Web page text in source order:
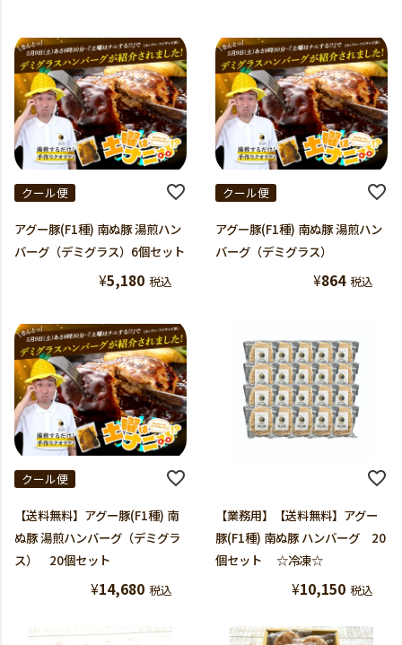
クール便
アグー豚(F1種) 南ぬ豚 湯煎ハン
バーグ（デミグラス）6個セット
¥5,180 税込
クール便
アグー豚(F1種) 南ぬ豚 湯煎ハン
バーグ（デミグラス）
¥864 税込
クール便
【送料無料】アグー豚(F1種) 南
ぬ豚 湯煎ハンバーグ（デミグラ
ス） 20個セット
¥14,680 税込
【業務用】【送料無料】アグー
豚(F1種) 南ぬ豚 ハンバーグ 20
個セット ☆冷凍☆
¥10,150 税込